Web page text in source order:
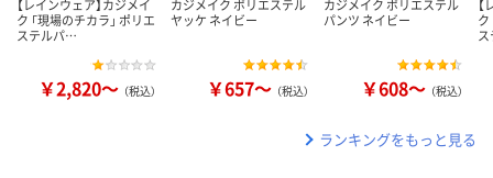
【レインウェア】カジメイ
ク 「現場のチカラ」 ポリエ
ステルパ…
￥2,820～ （税込）
カジメイク ポリエステル
ヤッケ ネイビー
￥657～ （税込）
カジメイク ポリエステル
パンツ ネイビー
￥608～ （税込）
ク
ランキングをもっと見る